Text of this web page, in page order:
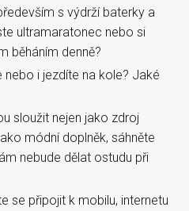
s výdrží baterky a
ultramaratonec nebo si
běháním denně?
i jezdíte na kole? Jaké
sloužit nejen jako zdroj
módní doplněk, sáhněte
nebude dělat ostudu při
se připojit k mobilu, internetu